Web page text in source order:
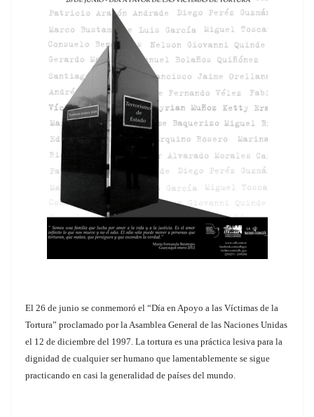
El 26 de junio se conmemoró el “Día en Apoyo a las Víctimas de la
Tortura” proclamado por la Asamblea General de las Naciones Unidas
el 12 de diciembre del 1997. La tortura es una práctica lesiva para la
dignidad de cualquier ser humano que lamentablemente se sigue
practicando en casi la generalidad de países del mundo.